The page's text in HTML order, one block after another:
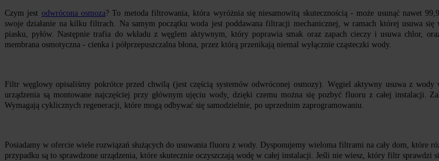
Czym jest odwrócona osmoza? To metoda filtrowania, która wyróżnia się niesamowitą skutecznością - może usunąć nawet
swoje działanie na kilku filtrach. Na samym początku woda jest poddawana filtracji mechanicznej, w ramach której usuwa się
piasku, pyłów. Następnie trafia do wkładu z węglem aktywnym, który poprawia smak oraz zapach cieczy i usuwa chlor,
membrana osmotyczna - cienka i półprzepuszczalna błona, przez którą przenikają niemal wyłącznie cząsteczki wody.
Filtr węglowy opisaliśmy pokrótce przed chwilą (jest częścią systemów odwróconej osmozy). Węgiel aktywny usuwa z
urządzenia są montowane najczęściej przy głównym ujęciu wody, dzięki czemu można się pozbyć fluoru z całej instalacji.
Wymagają cyklicznych regeneracji, które mogą odbywać się samodzielnie, po uprzednim zaprogramowaniu.
Posiadamy w ofercie wiele rozwiązań służących do usuwania fluoru z wody. Dysponujemy wieloma filtrami na cały dom, które
przypadku są to sprawdzone urządzenia, które skutecznie oczyszczają wodę w całej instalacji. Jeśli nie wiesz, który filtr